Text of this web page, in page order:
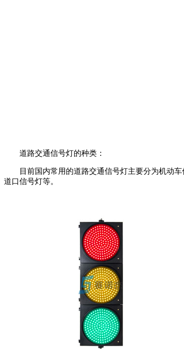
道路交通信号灯的种类：
目前国内常用的道路交通信号灯主要分为机动车
道口信号灯等。